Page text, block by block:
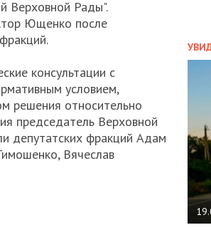
Верховной Рады".
Ющенко после
консультации с
условием,
решения относительно
председатель Верховной
депутатских фракций Адам
Вячеслав
НА